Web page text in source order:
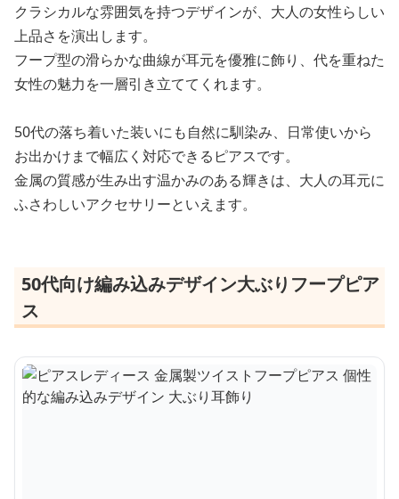
クラシカルな雰囲気を持つデザインが、大人の女性らしい
上品さを演出します。
フープ型の滑らかな曲線が耳元を優雅に飾り、代を重ねた
女性の魅力を一層引き立ててくれます。
50代の落ち着いた装いにも自然に馴染み、日常使いから
お出かけまで幅広く対応できるピアスです。
金属の質感が生み出す温かみのある輝きは、大人の耳元に
ふさわしいアクセサリーといえます。
50代向け編み込みデザイン大ぶりフープピア
ス